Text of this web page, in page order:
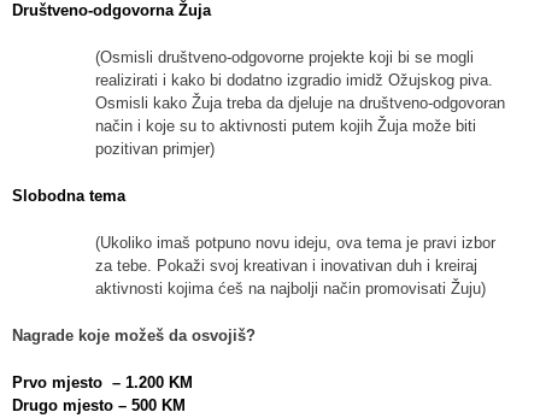
Društveno-odgovorna Žuja
(Osmisli društveno-odgovorne projekte koji bi se mogli
realizirati i kako bi dodatno izgradio imidž Ožujskog piva.
Osmisli kako Žuja treba da djeluje na društveno-odgovoran
način i koje su to aktivnosti putem kojih Žuja može biti
pozitivan primjer)
Slobodna tema
(Ukoliko imaš potpuno novu ideju, ova tema je pravi izbor
za tebe. Pokaži svoj kreativan i inovativan duh i kreiraj
aktivnosti kojima ćeš na najbolji način promovisati Žuju)
Nagrade koje možeš da osvojiš?
Prvo mjesto – 1.200 KM
Drugo mjesto – 500 KM